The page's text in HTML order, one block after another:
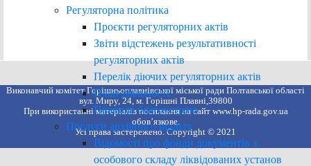
Регуляторна політика
Проєкти регуляторних актів
Звіти відстежень результативності
регуляторних актів
Перелік діючих регуляторних актів
План діяльності
Правила благоустрою
Послуги архівного відділу
Відомості про фонди документів з
особового складу ліквідованих установ
Виконавчий комітет Горішньоплавнівської міської ради Полтавської області
вул. Миру, 24, м. Горішні Плавні,39800
При використанні матеріалів посилання на сайт www.hp-rada.gov.ua
обов’язкове.
Усі права застережено. Copyright © 2021